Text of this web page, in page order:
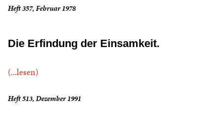
Heft 357, Februar 1978
Die Erfindung der Einsamkeit.
(...lesen)
Heft 513, Dezember 1991